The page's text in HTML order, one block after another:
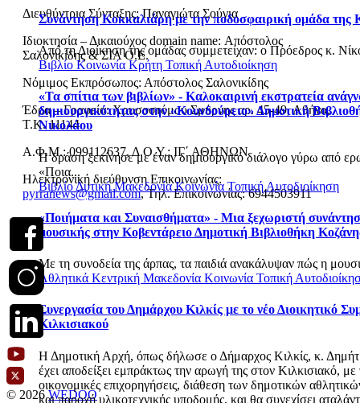
Συνάντηση Κοκκαλιάρη με την ποδοσφαιρική ομάδα της
Από τη Διοίκηση της ομάδας συμμετείχαν: o Πρόεδρος κ.
Βιβλίο Κοινωνία Κρήτη Τοπική Αυτοδιοίκηση
«Τα σπίτια των βιβλίων» - Καλοκαιρινή εκστρατεία
δημιουργικότητας στην «Κουνδούρειο» Δημοτική
Νικολάου
Η δράση ξεκίνησε με έναν δημιουργικό διάλογο γύρω από
«Ποια...
ΒιβλίοΔυτική ΜακεδονίαΚοινωνία Τοπική Αυτοδιοίκηση
«Ποιήματα και Συναισθήματα» - Μια ξεχωριστή
μουσικής στην Κοβεντάρειο Δημοτική Βιβλιοθήκη
Με τη συνοδεία της άρπας, τα παιδιά ανακάλυψαν πώς η
Αθλητικά Κεντρική Μακεδονία Κοινωνία Τοπική
Συνεργασία του Δημάρχου Κιλκίς με το νέο Διοικητικό
Κιλκισιακού
Η Δημοτική Αρχή, όπως δήλωσε ο Δήμαρχος Κιλκίς, κ.
έχει αποδείξει εμπράκτως την αρωγή της στον Κιλκισιακό, με
οικονομικές επιχορηγήσεις, διάθεση των δημοτικών
και παροχή υλικοτεχνικής υποδομής, και θα συνεχίσει
Διευθύντρια Σύνταξης: Παναγιώτα Σούγια
Ιδιοκτησία – Δικαιούχος domain name: Απόστολος
Σαλονικίδης & ΣΙΑ Ο.Ε.
Νόμιμος Εκπρόσωπος: Απόστολος Σαλονικίδης
Έδρα – Γραφεία: Χρυσοστόμου Σμύρνης αρ. 45-49, Αθήνα,
Τ.Κ. 11144
Α.Φ.Μ.: 099112637, Δ.Ο.Υ.: ΙΓ΄ ΑΘΗΝΩΝ
Ηλεκτρονική διεύθυνση Επικοινωνίας:
pyrranews@gmail.com, Τηλ. Επικοινωνίας: 6944503911
© 2026WEDOO